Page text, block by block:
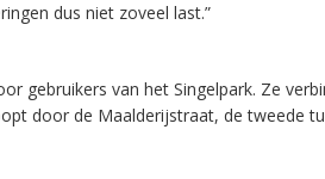
dus niet zoveel last.”
gebruikers van het Singelpark. Ze
door de Maalderijstraat, de tweede